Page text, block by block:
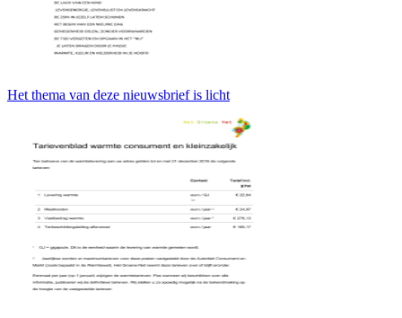
Het thema van deze nieuwsbrief is licht